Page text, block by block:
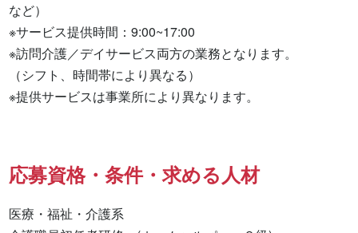
など）
※サービス提供時間：9:00~17:00
※訪問介護／デイサービス両方の業務となります。
（シフト、時間帯により異なる）
※提供サービスは事業所により異なります。
応募資格・条件・求める人材
医療・福祉・介護系